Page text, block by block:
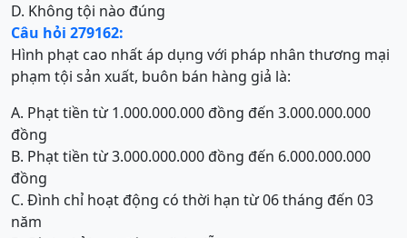
D. Không tội nào đúng
Câu hỏi 279162:
Hình phạt cao nhất áp dụng với pháp nhân thương mại
phạm tội sản xuất, buôn bán hàng giả là:
A. Phạt tiền từ 1.000.000.000 đồng đến 3.000.000.000
đồng
B. Phạt tiền từ 3.000.000.000 đồng đến 6.000.000.000
đồng
C. Đình chỉ hoạt động có thời hạn từ 06 tháng đến 03
năm